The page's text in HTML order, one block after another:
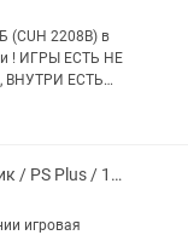
(CUH 2208B) в
! ИГРЫ ЕСТЬ НЕ
ЕСТЬ
(2026), то
PS4 Slim 2 джойстик / PS Plus / 100 игр
игровая